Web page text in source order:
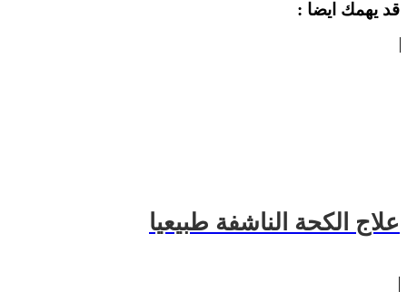
قد يهمك ايضا :
علاج الكحة الناشفة طبيعيا